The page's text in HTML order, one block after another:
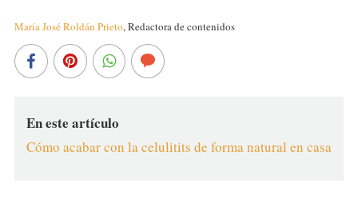
María José Roldán Prieto,Redactora de contenidos
En este artículo
Cómo acabar con la celulitits de forma natural en casa